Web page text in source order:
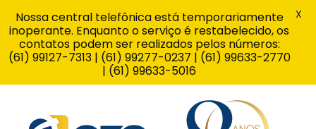
Nossa central telefônica está temporariamente
inoperante. Enquanto o serviço é restabelecido, os
contatos podem ser realizados pelos números:
(61) 99127-7313 | (61) 99277-0237 | (61) 99633-2770
| (61) 99633-5016
X